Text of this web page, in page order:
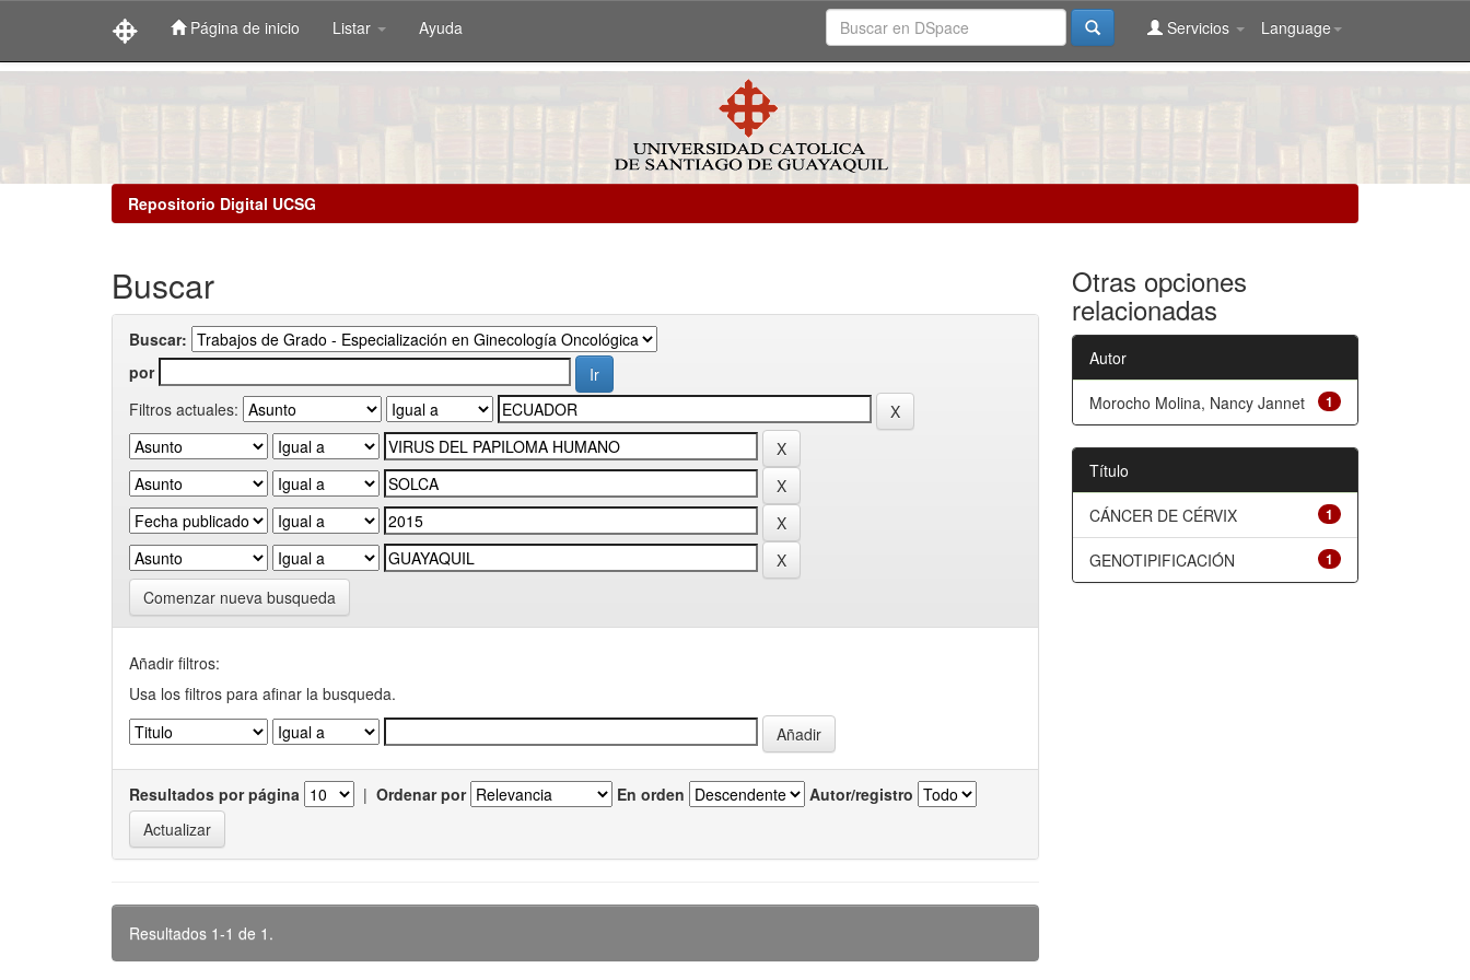
Página de inicio Listar Ayuda Language
Servicios
Repositorio Digital UCSG
Buscar
Buscar:
por
Filtros actuales:
Comenzar nueva busqueda
Añadir filtros:
Usa los filtros para afinar la busqueda.
Resultados por página | Ordenar por En orden Autor/registro
Resultados 1-1 de 1.
Otras opciones
relacionadas
Autor
1
Morocho Molina, Nancy Jannet
Título
1
CÁNCER DE CÉRVIX
1
GENOTIPIFICACIÓN